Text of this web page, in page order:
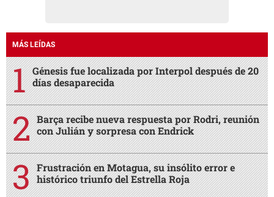
MÁS LEÍDAS
Génesis fue localizada por Interpol después de 20
días desaparecida
Barça recibe nueva respuesta por Rodri, reunión
con Julián y sorpresa con Endrick
Frustración en Motagua, su insólito error e
histórico triunfo del Estrella Roja